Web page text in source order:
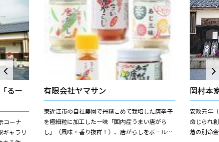
るー
コーナ
ギャラリ
有限会社ヤマサン
東近江市の自社農園で丹精こめて栽培した唐辛子
を極細粒に加工した一味「国内産うまい唐がら
し」（風味・香り抜群！）、唐がらしをボール状
岡村本
安政元年
命じられ
藩の別命